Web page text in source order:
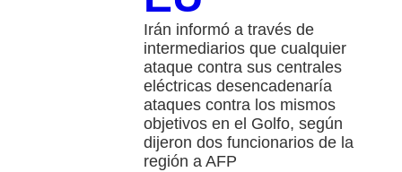
Irán informó a través de
intermediarios que cualquier
ataque contra sus centrales
eléctricas desencadenaría
ataques contra los mismos
objetivos en el Golfo, según
dijeron dos funcionarios de la
región a AFP